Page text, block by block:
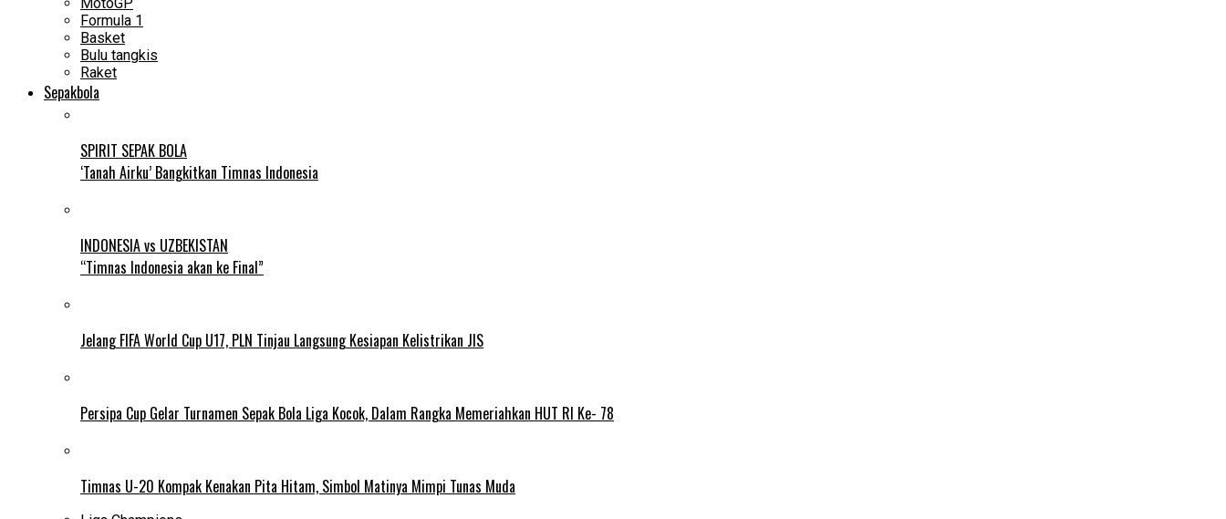
MotoGP
Formula 1
Basket
Bulu tangkis
Raket
Sepakbola
SPIRIT SEPAK BOLA
‘Tanah Airku’ Bangkitkan Timnas Indonesia
INDONESIA vs UZBEKISTAN
“Timnas Indonesia akan ke Final”
Jelang FIFA World Cup U17, PLN Tinjau Langsung Kesiapan Kelistrikan JIS
Persipa Cup Gelar Turnamen Sepak Bola Liga Kocok, Dalam Rangka Memeriahkan HUT RI Ke- 78
Timnas U-20 Kompak Kenakan Pita Hitam, Simbol Matinya Mimpi Tunas Muda